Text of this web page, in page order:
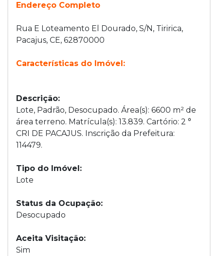
Endereço Completo
Rua E Loteamento El Dourado, S/N, Tiririca,
Pacajus, CE, 62870000
Características do Imóvel:
Descrição:
Lote, Padrão, Desocupado. Área(s): 6600 m² de
área terreno. Matrícula(s): 13.839. Cartório: 2 °
CRI DE PACAJUS. Inscrição da Prefeitura:
114479.
Tipo do Imóvel:
Lote
Status da Ocupação:
Desocupado
Aceita Visitação:
Sim